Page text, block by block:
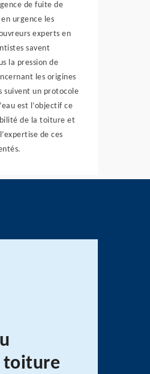
de fuite de
urgence les
experts en
savent
la pression de
les origines
suivent un protocole
est l’objectif ce
de la toiture et
de ces
toiture